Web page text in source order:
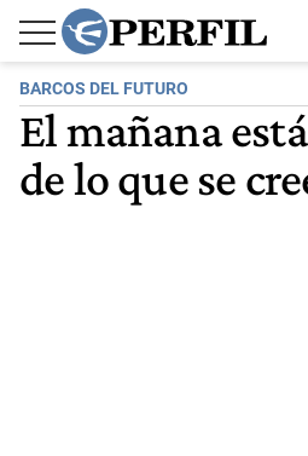
BARCOS DEL FUTURO
El mañana
de lo que se